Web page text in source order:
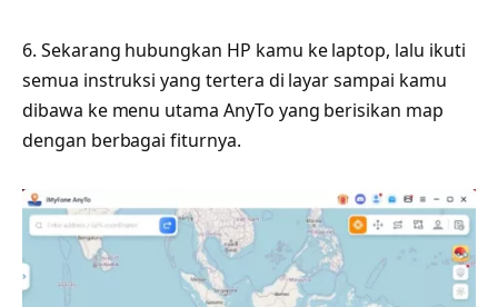
6. Sekarang hubungkan HP kamu ke laptop, lalu ikuti
semua instruksi yang tertera di layar sampai kamu
dibawa ke menu utama AnyTo yang berisikan map
dengan berbagai fiturnya.